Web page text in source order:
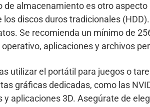
de almacenamiento es otro
los discos duros tradicionales
Se recomienda un mínimo de
aplicaciones y archivos
utilizar el portátil para juegos o
gráficas dedicadas, como las
y aplicaciones 3D. Asegúrate de